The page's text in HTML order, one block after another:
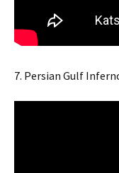
7. Persian Gulf